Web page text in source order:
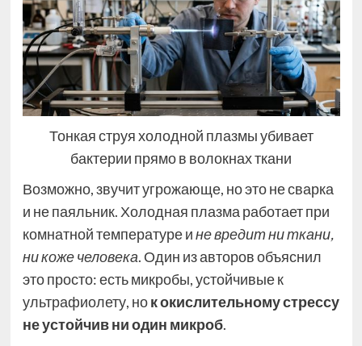
Тонкая струя холодной плазмы убивает
бактерии прямо в волокнах ткани
Возможно, звучит угрожающе, но это не сварка
и не паяльник. Холодная плазма работает при
комнатной температуре ине вредит ни ткани,
ни коже человека. Один из авторов объяснил
это просто: есть микробы, устойчивые к
ультрафиолету, нок окислительному стрессу
не устойчив ни один микроб.